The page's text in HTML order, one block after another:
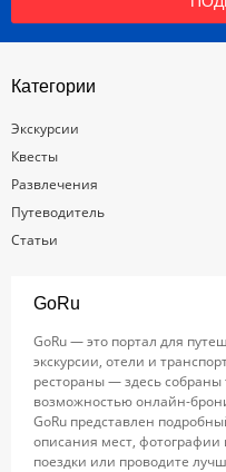
Категории
Экскурсии
Квесты
Развлечения
Путеводитель
Статьи
GoRu
GoRu — это портал для
экскурсии, отели и
рестораны — здесь
возможностью онлайн-
GoRu представлен
описания мест,
поездки или проводите